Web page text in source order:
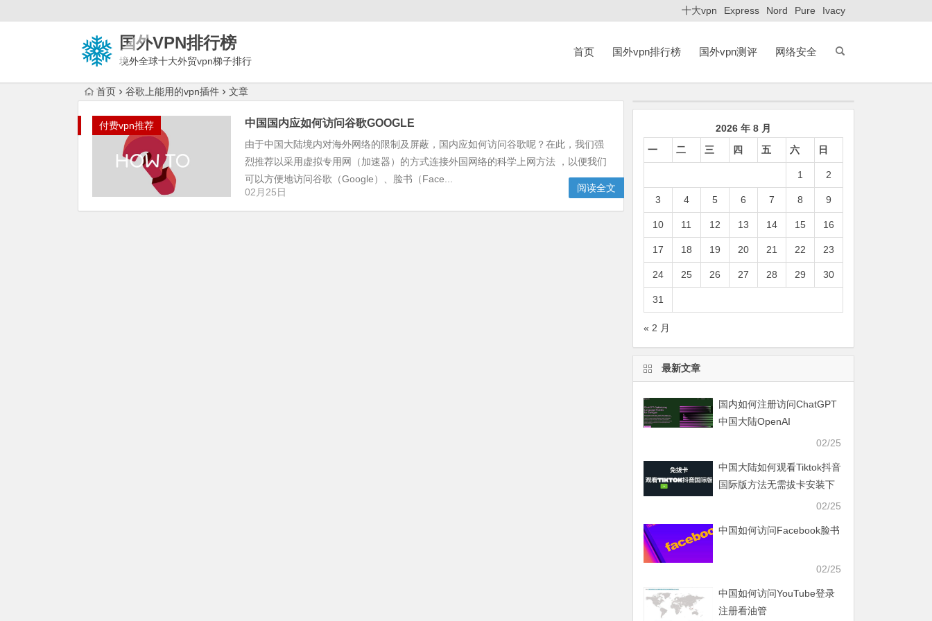
十大vpn Express Nord Pure Ivacy
国外VPN排行榜
境外全球十大外贸vpn梯子排行
首页 国外vpn排行榜 国外vpn测评 网络安全
首页 谷歌上能用的vpn插件 文章
付费vpn推荐 中国国内应如何访问谷歌GOOGLE
由于中国大陆境内对海外网络的限制及屏蔽，国内应如何访问谷歌呢？在此，我们强
烈推荐以采用虚拟专用网（加速器）的方式连接外国网络的科学上网方法 ，以便我们
可以方便地访问谷歌（Google）、脸书（Face...
02月25日
阅读全文
2026 年 8 月
一
二 三 四 五 六 日
1 2
3 4 5 6 7 8 9
10 11 12 13 14 15 16
17 18 19 20 21 22 23
24 25 26 27 28 29 30
31
« 2 月
最新文章
国内如何注册访问ChatGPT
中国大陆OpenAI
02/25
中国大陆如何观看Tiktok抖音
国际版方法无需拔卡安装下
02/25
中国如何访问Facebook脸书
02/25
中国如何访问YouTube登录
注册看油管